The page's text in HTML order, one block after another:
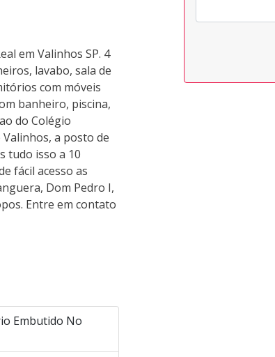
em Valinhos SP. 4
lavabo, sala de
com móveis
banheiro, piscina,
do Colégio
a posto de
tudo isso a 10
fácil acesso as
Dom Pedro I,
Entre em contato
Embutido No